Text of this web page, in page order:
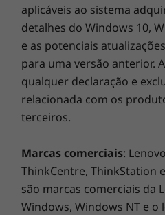
jogar com uma placa
GeForce® MX450, com
desempenho de 30% em
anteriores no Gaming ou
conteúdos.
aplicáveis ao sistema
detalhes do Windows 10,
e as potenciais
para uma versão anterior.
qualquer declaração e
relacionada com os
terceiros.
Marcas comerciais:
ThinkCentre, ThinkStation
são marcas comerciais da
Windows, Windows NT e